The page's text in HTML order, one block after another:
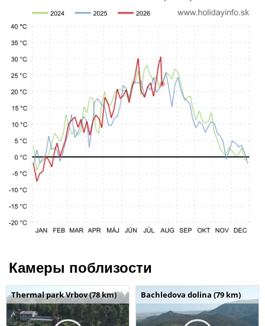
Камеры поблизости
Thermal park Vrbov (78 km) Bachledova dolina (79 km)